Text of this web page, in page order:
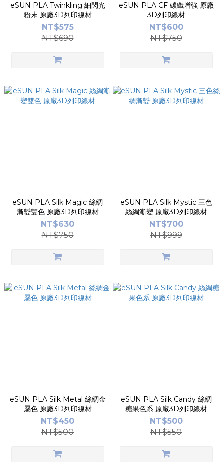
eSUN PLA Twinkling 細閃光
粉末 原廠3D列印線材
NT$575
NT$690
eSUN PLA CF 碳纖增強 原廠
3D列印線材
NT$600
NT$750
eSUN PLA Silk Magic 絲綢
漸變雙色 原廠3D列印線材
NT$630
NT$750
eSUN PLA Silk Mystic 三色
絲綢漸變 原廠3D列印線材
NT$700
NT$999
eSUN PLA Silk Metal 絲綢金
屬色 原廠3D列印線材
NT$450
NT$500
eSUN PLA Silk Candy 絲綢
糖果色系 原廠3D列印線材
NT$500
NT$550